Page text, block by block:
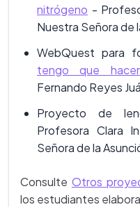
nitrógeno -
Nuestra Señora de
WebQuest para
tengo que
Fernando Reyes
Proyecto de
Profesora Clara
Señora de la
Consulte Otros
los estudiantes